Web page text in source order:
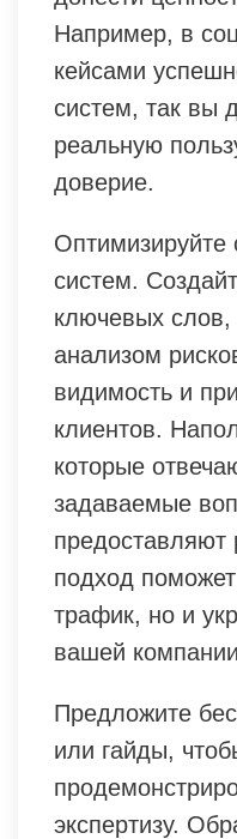
Например, в
кейсами
систем, так вы
реальную
доверие.
Оптимизируйте
систем.
ключевых слов,
анализом
видимость и
клиентов.
которые
задаваемые
предоставляют
подход
трафик, но и
вашей
Предложите
или гайды,
экспертизу.